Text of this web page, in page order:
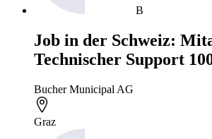
B
Job in der Schweiz:
Technischer Support
Bucher Municipal AG
Graz